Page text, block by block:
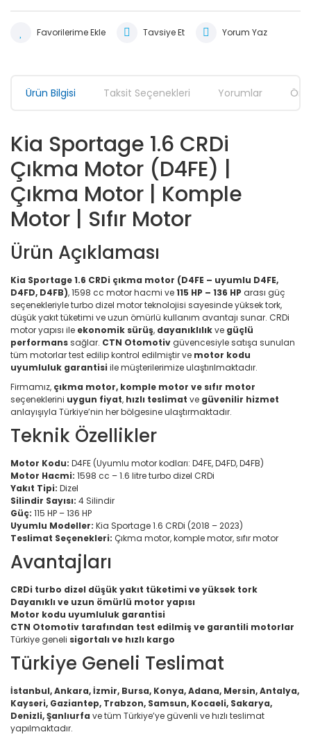
Tavsiye Et Yorum Yaz
Ürün Bilgisi Taksit Seçenekleri Yorumlar
Kia Sportage 1.6 CRDi
Çıkma Motor (D4FE) |
Çıkma Motor | Komple
Motor | Sıfır Motor
Ürün Açıklaması
Kia Sportage 1.6 CRDi çıkma motor (D4FE – uyumlu D4FE,
D4FD, D4FB), 1598 cc motor hacmi ve115 HP – 136 HP arası güç
seçenekleriyle turbo dizel motor teknolojisi sayesinde yüksek tork,
düşük yakıt tüketimi ve uzun ömürlü kullanım avantajı sunar. CRDi
motor yapısı ile ekonomik sürüş, dayanıklılıkve güçlü
performanssağlar. CTN Otomotivgüvencesiyle satışa sunulan
tüm motorlar test edilip kontrol edilmiştir ve motor kodu
uyumluluk garantisi ile müşterilerimize ulaştırılmaktadır.
Firmamız, çıkma motor, komple motor ve sıfır motor
seçeneklerini uygun fiyat, hızlı teslimat ve güvenilir hizmet
anlayışıyla Türkiye’nin her bölgesine ulaştırmaktadır.
Teknik Özellikler
Motor Kodu: D4FE (Uyumlu motor kodları: D4FE, D4FD, D4FB)
Motor Hacmi: 1598 cc – 1.6 litre turbo dizel CRDi
Yakıt Tipi: Dizel
Silindir Sayısı: 4 Silindir
Güç: 115 HP – 136 HP
Uyumlu Modeller: Kia Sportage 1.6 CRDi (2018 – 2023)
Teslimat Seçenekleri: Çıkma motor, komple motor, sıfır motor
Avantajları
CRDi turbo dizel düşük yakıt tüketimi ve yüksek tork
Dayanıklı ve uzun ömürlü motor yapısı
Motor kodu uyumluluk garantisi
CTN Otomotiv tarafından test edilmiş ve garantili motorlar
Türkiye geneli sigortalı ve hızlı kargo
Türkiye Geneli Teslimat
İstanbul, Ankara, İzmir, Bursa, Konya, Adana, Mersin, Antalya,
Kayseri, Gaziantep, Trabzon, Samsun, Kocaeli, Sakarya,
Denizli, Şanlıurfa ve tüm Türkiye’ye güvenli ve hızlı teslimat
yapılmaktadır.